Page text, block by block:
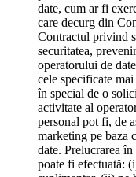
date, cum ar fi
care decurg din
Contractul privind
securitatea,
operatorului de
cele specificate
în special de o
activitate al
personal pot fi, de
marketing pe baza
date. Prelucrarea
poate fi efectuată: